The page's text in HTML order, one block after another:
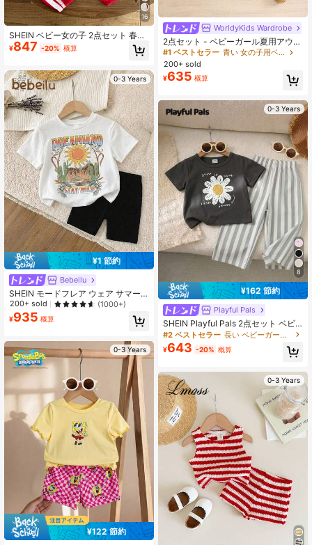
16
SHEIN ベビー女の子 2点セット 春用
カジュアル・スポーツデイリースタ
イル ゆったり刺繍装飾スーツ、パフ
トライプ装飾ロングパンツ
¥847 -20% 概算
0-3 Years
¥1 節約
Bebeilu
SHEIN モードフレア ウェア サマー
アウトフィット、ベビーガールズ カ
ジュアル シンプル 半袖Tシャツ ショ
ーツセット、ホワイト ブラック、春
200+ sold (1000+)
¥935 概算
0-3 Years
¥122 節約
WorldyKids Wardrobe
2点セット - ベビーガール夏用アウト
フィット、ブルー&ホワイトヴィンテ
ージ柄2ピースセット、タッセルキャ
ミソール+マッチングショーツ、バケ
ーションスタイルアイキャッチング
#1 ベストセラー
青い 女の子用ベビーセット
200+ sold
¥635 概算
0-3 Years
8
¥162 節約
Playful Pals
SHEIN Playful Pals 2点セット ベビ
ー女の子 夏用 ファッション シンプ
ル ストリート ホワイト 半袖Tシャツ
黒刺繍胸飾り付き アプリコットスト
向け
#2 ベストセラー 長い ベビーガールズTシャツコーデ
¥643 -20% 概算
0-3 Years